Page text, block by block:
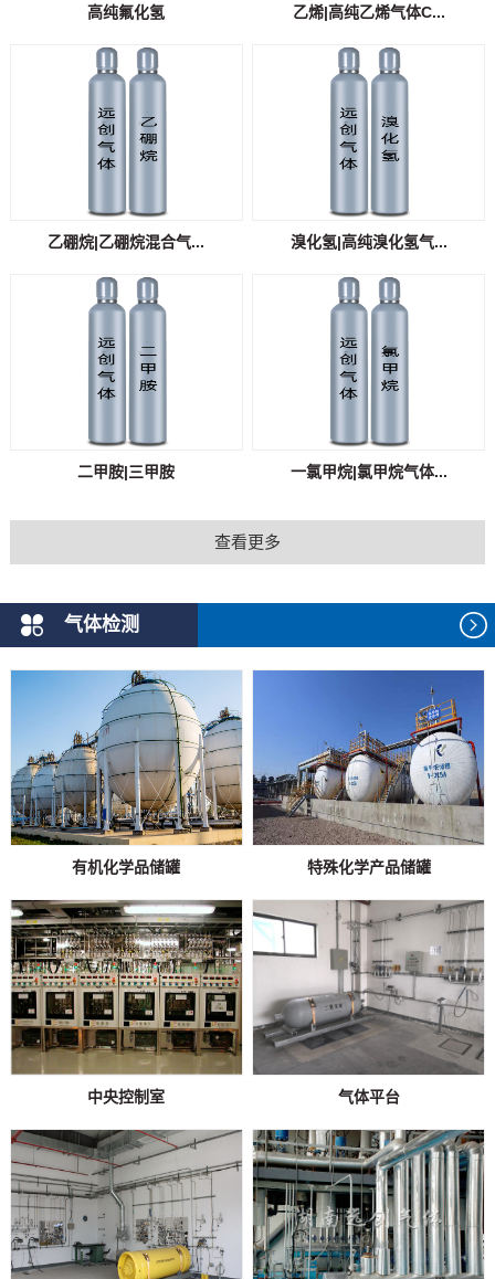
高纯氟化氢 乙烯|高纯乙烯气体C...
乙硼烷|乙硼烷混合气... 溴化氢|高纯溴化氢气...
二甲胺|三甲胺 一氯甲烷|氯甲烷气体...
查看更多
气体检测
有机化学品储罐 特殊化学产品储罐
中央控制室 气体平台